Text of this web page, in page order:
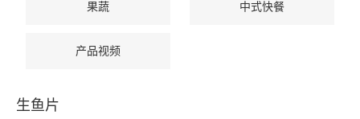
果蔬 中式快餐
产品视频
生鱼片